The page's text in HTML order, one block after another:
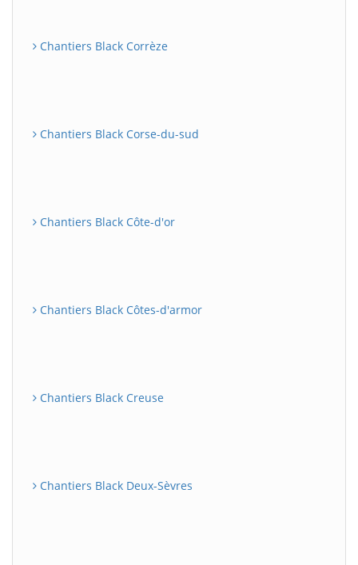
Chantiers Black Corrèze
Chantiers Black Corse-du-sud
Chantiers Black Côte-d'or
Chantiers Black Côtes-d'armor
Chantiers Black Creuse
Chantiers Black Deux-Sèvres